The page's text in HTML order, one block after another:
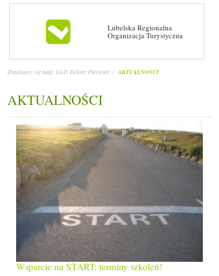
Lubelska Regionalna
Organizacja Turystyczna
Znajdujesz się tutaj: LGD Zielony Pierścień AKTUALNOŚCI
AKTUALNOŚCI
Wsparcie na START: terminy szkoleń!